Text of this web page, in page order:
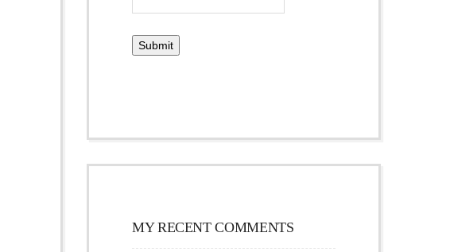
MY RECENT COMMENTS